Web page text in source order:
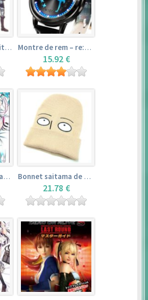
Montre de levi (limited edition) – shingeki no kyojin Montre de rem – re:zero kara hajimeru isekai seikatsu
15.92 €
Taie d’oreiller de hatsune miku (150cm×50cm) – vocaloid Bonnet saitama de one punch man
21.78 €